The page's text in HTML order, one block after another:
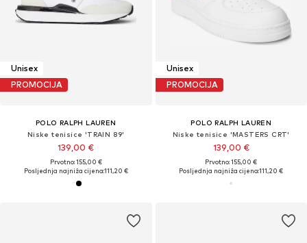
Unisex
PROMOCIJA
POLO RALPH LAUREN
Niske tenisice 'TRAIN 89'
139,00 €
Prvotno: 155,00 €
Posljednja najniža cijena:111,20 €
Unisex
PROMOCIJA
POLO RALPH LAUREN
Niske tenisice 'MASTERS CRT'
139,00 €
Prvotno: 155,00 €
Posljednja najniža cijena:111,20 €